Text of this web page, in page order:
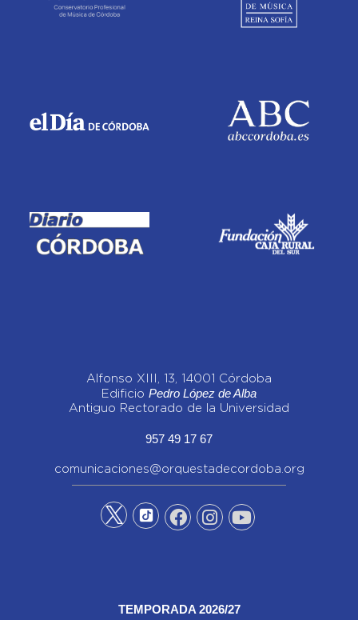
Alfonso XIII, 13, 14001 Córdoba
Edificio Pedro López de Alba
Antiguo Rectorado de la Universidad
957 49 17 67
comunicaciones@orquestadecordoba.org
TEMPORADA 2026/27